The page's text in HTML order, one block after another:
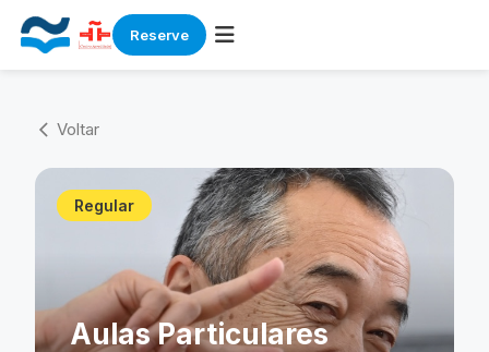
Reserve
content
arrow_back_ios Voltar
Regular
Aulas Particulares